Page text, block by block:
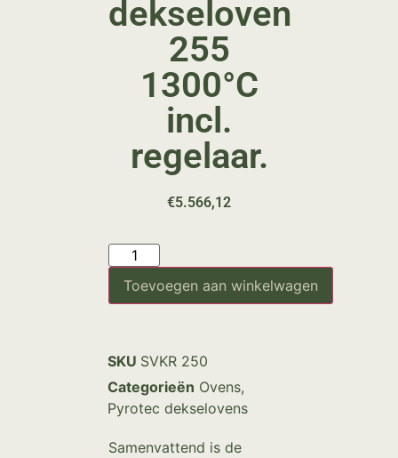
dekseloven
255
1300°C
incl.
regelaar.
€5.566,12
Toevoegen aan winkelwagen
SKU SVKR 250
Categorieën Ovens,
Pyrotec dekselovens
Samenvattend is de